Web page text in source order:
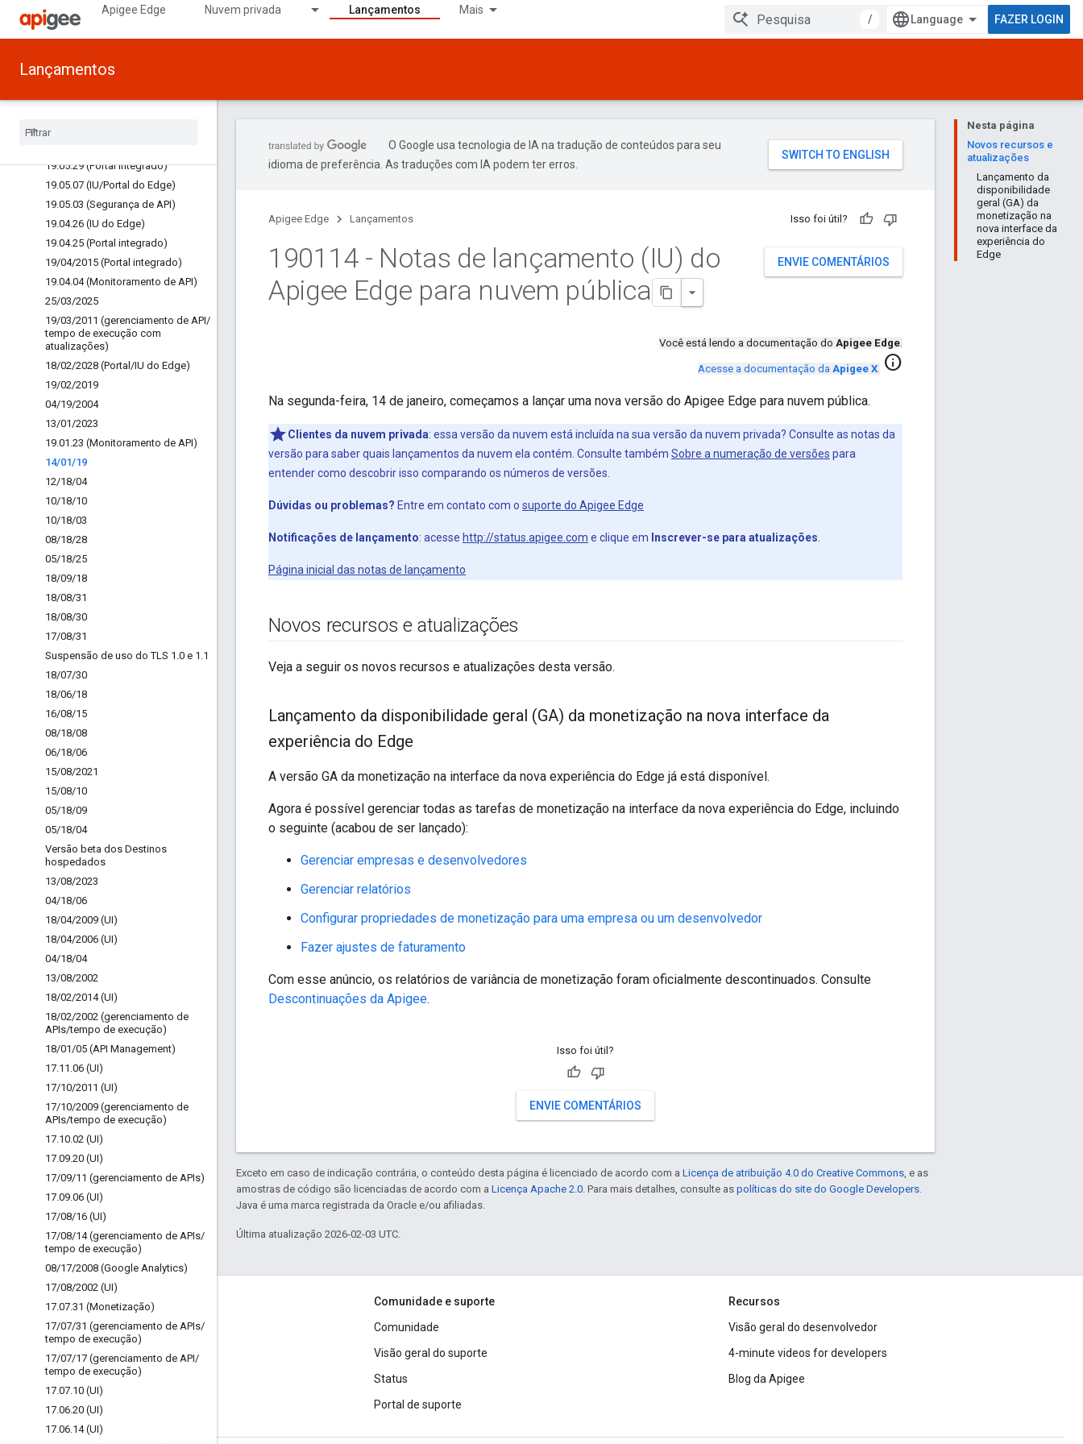
Apigee Edge Nuvem privada Lançamentos Mais
/ FAZER LOGIN
Lançamentos
19.07.25 (Portal integrado)
19.07.23 (IU do Edge)
19.07.16 (Portal integrado)
19.05.29 (Portal integrado)
19.05.07 (IU/Portal do Edge)
19.05.03 (Segurança de API)
19.04.26 (IU do Edge)
19.04.25 (Portal integrado)
19/04/2015 (Portal integrado)
19.04.04 (Monitoramento de API)
25/03/2025
19/03/2011 (gerenciamento de API/
tempo de execução com
atualizações)
18/02/2028 (Portal /IU do Edge)
19/02/2019
04/19/2004
13/01/2023
19.01 .23 (Monitoramento de API)
14/01/19
12/18/04
10/18/10
10/18/03
08/18/28
05/18/25
18/09/18
18/08/31
18/08/30
17/08/31
Suspensão de uso do TLS 1 .0 e 1 .1
18/07/30
18/06/18
16/08/15
08/18/08
06/18/06
15/08/2021
15/08/10
05/18/09
05/18/04
Versão beta dos Destinos
hospedados
13/08/2023
04/18/06
18/04/2009 (UI)
18/04/2006 (UI)
04/18/04
13/08/2002
18/02/2014 (UI)
18/02/2002 (gerenciamento de
APIs/tempo de execução)
18/01/05 (API Management)
17.11 .06 (UI)
17/10/2011 (UI)
17/10/2009 (gerenciamento de
APIs/tempo de execução)
17.10.02 (UI)
17.09.20 (UI)
17/09/11 (gerenciamento de APIs)
17.09.06 (UI)
17/08/16 (UI)
17/08/14 (gerenciamento de APIs/
tempo de execução)
08/17/2008 (Google Analytics)
17/08/2002 (UI)
17.07.31 (Monetização)
17/07/31 (gerenciamento de APIs/
tempo de execução)
17/07/17 (gerenciamento de API/
tempo de execução)
17.07.10 (UI)
17.06.20 (UI)
17.06.14 (UI)
Nesta página
Novos recursos e
atualizações
Lançamento da
disponibilidade
geral (GA) da
monetização na
nova interface da
experiência do
Edge
O Google usa tecnologia de IA na tradução de conteúdos para seu
idioma de preferência. As traduções com IA podem ter erros.
Apigee Edge Lançamentos Isso foi útil?
ENVIE COMENTÁRIOS
190114 - Notas de lançamento (IU) do
Apigee Edge para nuvem pública
Você está lendo a documentação do Apigee Edge.
Acesse a documentação da Apigee X. info
Na segunda-feira, 14 de janeiro, começamos a lançar uma nova versão do Apigee Edge para nuvem pública.
Clientes da nuvem privada: essa versão da nuvem está incluída na sua versão da nuvem privada? Consulte as notas da
versão para saber quais lançamentos da nuvem ela contém. Consulte também Sobre a numeração de versões para
entender como descobrir isso comparando os números de versões.
Dúvidas ou problemas? Entre em contato com o suporte do Apigee Edge
Notificações de lançamento: acesse http://status.apigee.com e clique em Inscrever-se para atualizações
Página inicial das notas de lançamento
Novos recursos e atualizações
Veja a seguir os novos recursos e atualizações desta versão.
Lançamento da disponibilidade geral (GA) da monetização na nova interface da
experiência do Edge
A versão GA da monetização na interface da nova experiência do Edge já está disponível.
Agora é possível gerenciar todas as tarefas de monetização na interface da nova experiência do Edge, incluindo
o seguinte (acabou de ser lançado):
Gerenciar empresas e desenvolvedores
Gerenciar relatórios
Configurar propriedades de monetização para uma empresa ou um desenvolvedor
Fazer ajustes de faturamento
Com esse anúncio, os relatórios de variância de monetização foram oficialmente descontinuados. Consulte
Descontinuações da Apigee.
Isso foi útil?
ENVIE COMENTÁRIOS
Exceto em caso de indicação contrária, o conteúdo desta página é licenciado de acordo com a Licença de atribuição 4.0 do Creative Commons, e as
amostras de código são licenciadas de acordo com a Licença Apache 2.0. Para mais detalhes, consulte as políticas do site do Google Developers.
Java é uma marca registrada da Oracle e/ou afiliadas.
Última atualização 2026-02-03 UTC.
Sobre a Apigee
We're part of Google
Eventos
Parceiros
e-books e webcasts
Comunidade e suporte
Comunidade
Visão geral do suporte
Status
Portal de suporte
Recursos
Visão geral do desenvolvedor
4-minute videos for developers
Blog da Apigee